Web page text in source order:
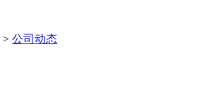
> 公司动态